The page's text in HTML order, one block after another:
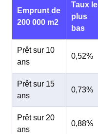
Emprunt de
200 000 m2
Taux le
plus
bas
Prêt sur 10
ans
0,52%
Prêt sur 15
ans
0,73%
Prêt sur 20
ans
0,88%